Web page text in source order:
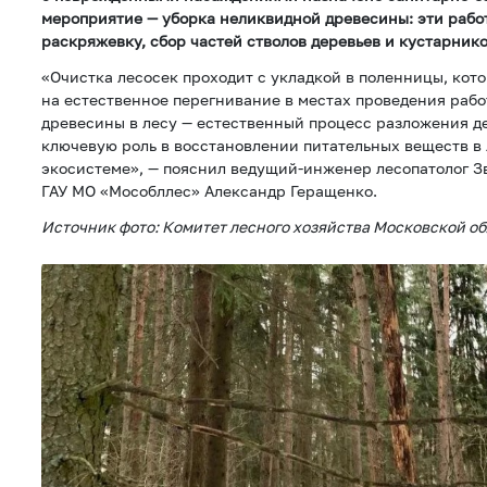
мероприятие — уборка неликвидной древесины: эти
раскряжевку, сбор частей стволов деревьев и
«Очистка лесосек проходит с укладкой в поленницы,
на естественное перегнивание в местах проведения
древесины в лесу — естественный процесс разложения
ключевую роль в восстановлении питательных веществ в
экосистеме», — пояснил ведущий-инженер лесопатолог
ГАУ МО «Мособллес» Александр Геращенко.
Источник фото: Комитет лесного хозяйства Московской